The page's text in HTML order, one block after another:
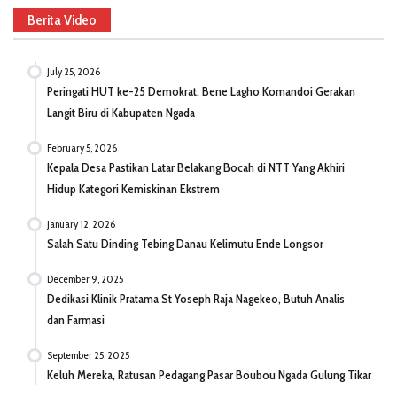
Berita Video
July 25, 2026
Peringati HUT ke-25 Demokrat, Bene Lagho Komandoi Gerakan
Langit Biru di Kabupaten Ngada
February 5, 2026
Kepala Desa Pastikan Latar Belakang Bocah di NTT Yang Akhiri
Hidup Kategori Kemiskinan Ekstrem
January 12, 2026
Salah Satu Dinding Tebing Danau Kelimutu Ende Longsor
December 9, 2025
Dedikasi Klinik Pratama St Yoseph Raja Nagekeo, Butuh Analis
dan Farmasi
September 25, 2025
Keluh Mereka, Ratusan Pedagang Pasar Boubou Ngada Gulung Tikar